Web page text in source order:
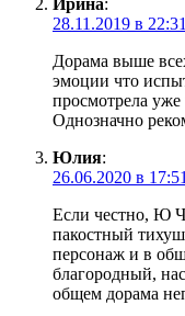
28.11.2019 в 22:31
Дорама выше
эмоции что
просмотрела уже
Однозначно
Юлия:
26.06.2020 в 17:51
Если честно, Ю
пакостный
персонаж и в
благородный,
общем дорама